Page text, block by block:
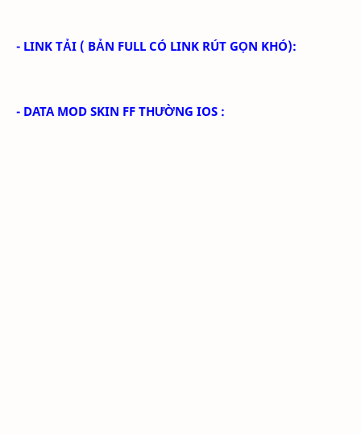
- LINK TẢI ( BẢN FULL CÓ LINK RÚT GỌN KHÓ):
- DATA MOD SKIN FF THƯỜNG IOS :